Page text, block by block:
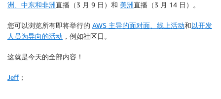
洲、中东和非洲直播（3 月 9 日）和 美洲直播（3 月 14 日）。
您可以浏览所有即将举行的 AWS 主导的面对面、线上活动和以开发
人员为导向的活动 ，例如社区日。
这就是今天的全部内容！
Jeff ；